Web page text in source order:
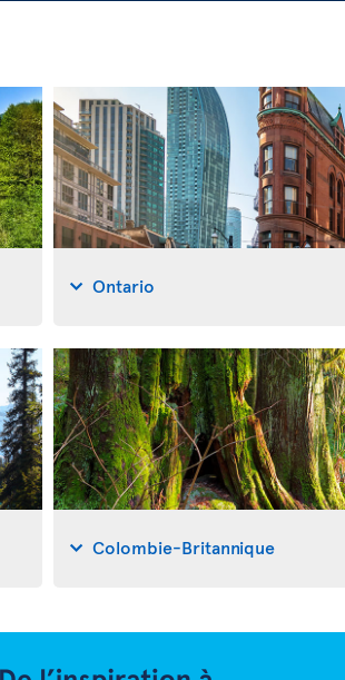
Ontario
Colombie-Britannique